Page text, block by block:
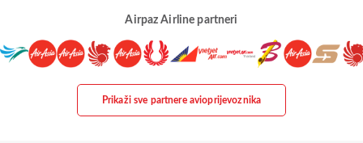
Airpaz Airline partneri
Prikaži sve partnere avioprijevoznika